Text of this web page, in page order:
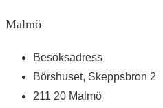
Malmö
Besöksadress
Börshuset, Skeppsbron 2
211 20 Malmö